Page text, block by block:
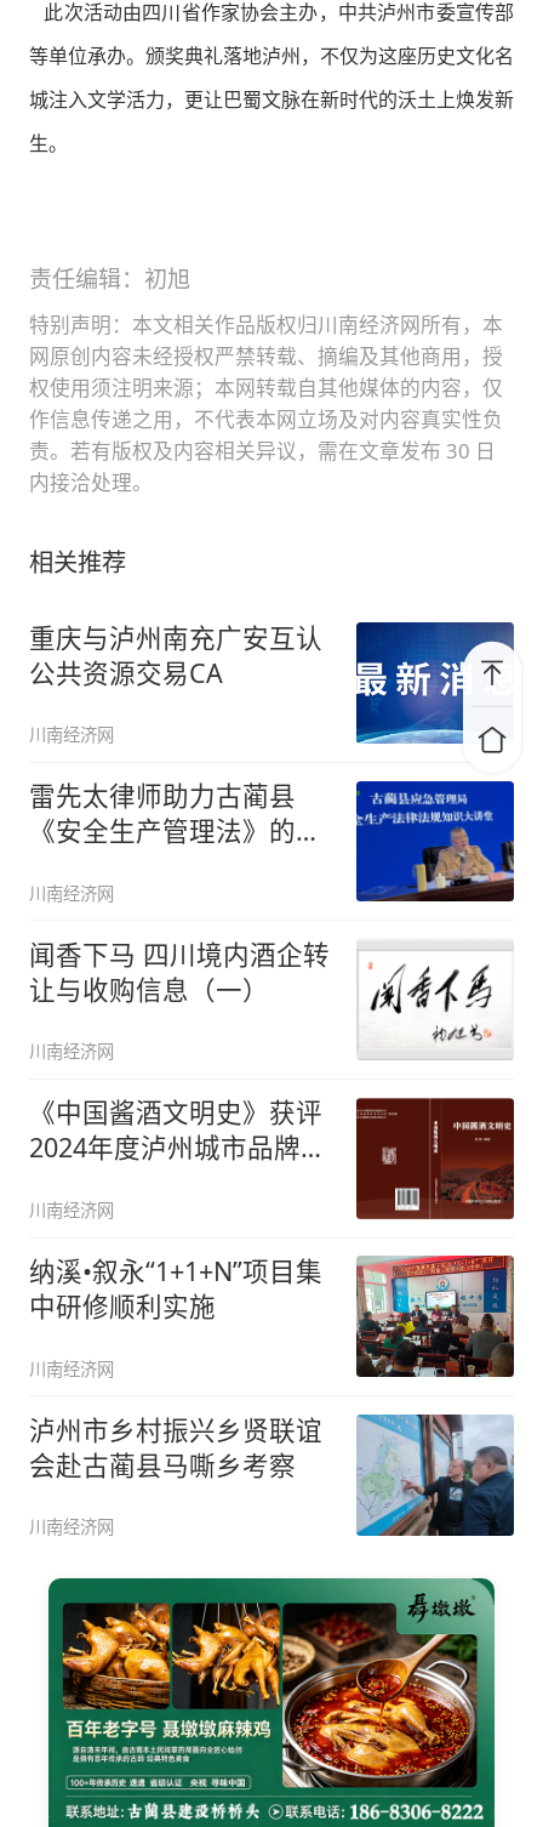
此次活动由四川省作家协会主办，中共泸州市委宣传部
等单位承办。颁奖典礼落地泸州，不仅为这座历史文化名
城注入文学活力，更让巴蜀文脉在新时代的沃土上焕发新
生。
责任编辑：初旭
特别声明：本文相关作品版权归川南经济网所有，本
网原创内容未经授权严禁转载、摘编及其他商用，授
权使用须注明来源；本网转载自其他媒体的内容，仅
作信息传递之用，不代表本网立场及对内容真实性负
责。若有版权及内容相关异议，需在文章发布 30 日
内接洽处理。
相关推荐
重庆与泸州南充广安互认
公共资源交易CA
川南经济网
雷先太律师助力古蔺县
《安全生产管理法》的贯
川南经济网
闻香下马 四川境内酒企转
让与收购信息（一）
川南经济网
《中国酱酒文明史》获评
2024年度泸州城市品牌建
川南经济网
纳溪•叙永“1+1+N”项目集
中研修顺利​实施
川南经济网
泸州市乡村振兴乡贤联谊
会赴古蔺县马嘶乡考察
川南经济网